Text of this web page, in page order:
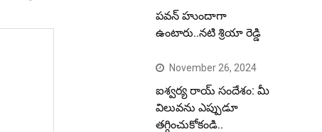
పవన్ హుందాగా
ఉంటారు..నటి శ్రియా రెడ్డి
November 26, 2024
ఐశ్వర్య రాయ్ సందేశం: మీ
విలువను ఎప్పుడూ
తగ్గించుకోకండి..